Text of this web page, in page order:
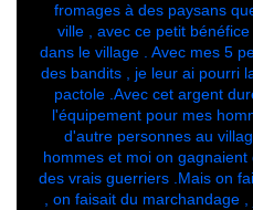
fromages à des paysans
ville , avec ce petit
dans le village . Avec mes 5
des bandits , je leur ai pourri
pactole .Avec cet argent
l'équipement pour mes
d'autre personnes au
hommes et moi on
des vrais guerriers .Mais on
, on faisait du marchandage